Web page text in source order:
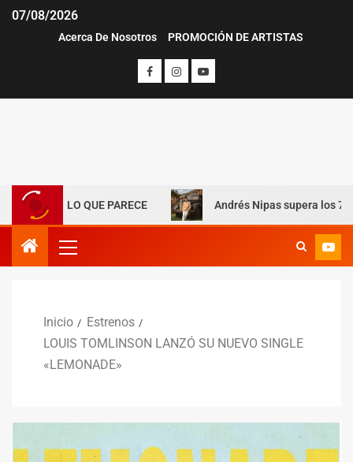
07/08/2026
Acerca De Nosotros PROMOCIÓN DE ARTISTAS
QUE PARECE Andrés Nipas supera los 70 mil
Inicio
Estrenos
LOUIS TOMLINSON LANZÓ SU NUEVO SINGLE
«LEMONADE»